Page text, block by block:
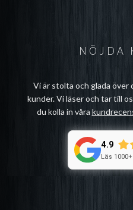
NÖJDA
Vi är stolta och glada över
kunder. Vi läser och tar till
du kolla in våra
4.9
Läs